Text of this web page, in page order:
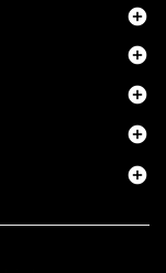




